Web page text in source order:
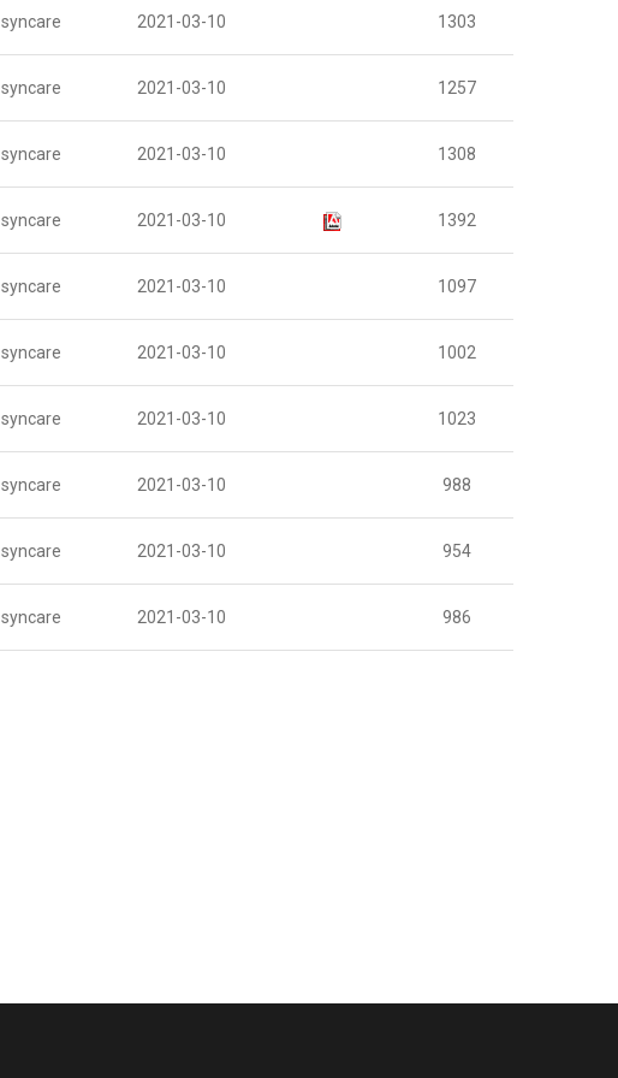
syncare 2021-03-10 1303
syncare 2021-03-10 1257
syncare 2021-03-10 1308
syncare 2021-03-10 1392
syncare 2021-03-10 1097
syncare 2021-03-10 1002
syncare 2021-03-10 1023
syncare 2021-03-10 988
syncare 2021-03-10 954
syncare 2021-03-10 986